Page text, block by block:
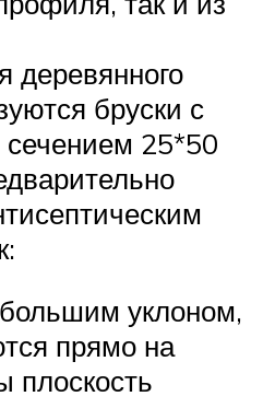
деревянного
бруски с
25*50
уклоном,
прямо на
плоскость